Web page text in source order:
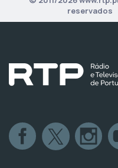
reservados